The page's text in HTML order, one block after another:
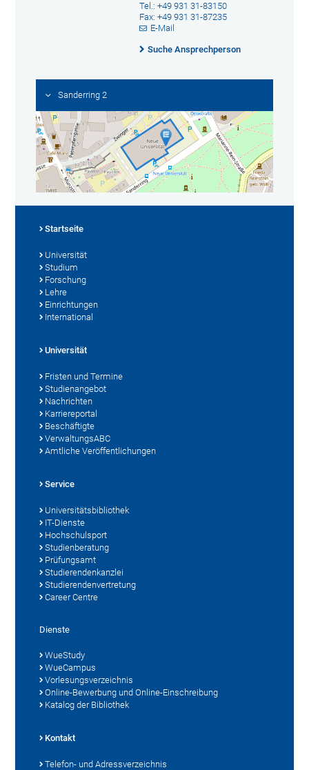
Tel.: +49 931 31-83150
Fax: +49 931 31-87235
E-Mail
Suche Ansprechperson
Sanderring 2
Startseite
Universität
Studium
Forschung
Lehre
Einrichtungen
International
Universität
Fristen und Termine
Studienangebot
Nachrichten
Karriereportal
Beschäftigte
VerwaltungsABC
Amtliche Veröffentlichungen
Service
Universitätsbibliothek
IT-Dienste
Hochschulsport
Studienberatung
Prüfungsamt
Studierendenkanzlei
Studierendenvertretung
Career Centre
Dienste
WueStudy
WueCampus
Vorlesungsverzeichnis
Online-Bewerbung und Online-Einschreibung
Katalog der Bibliothek
Kontakt
Telefon- und Adressverzeichnis